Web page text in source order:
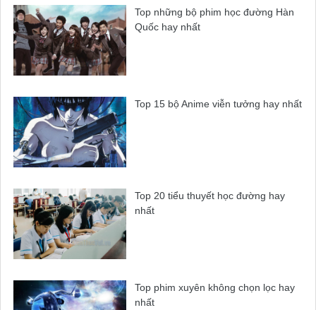
Top những bộ phim học đường Hàn
Quốc hay nhất
Top 15 bộ Anime viễn tưởng hay nhất
Top 20 tiểu thuyết học đường hay
nhất
Top phim xuyên không chọn lọc hay
nhất